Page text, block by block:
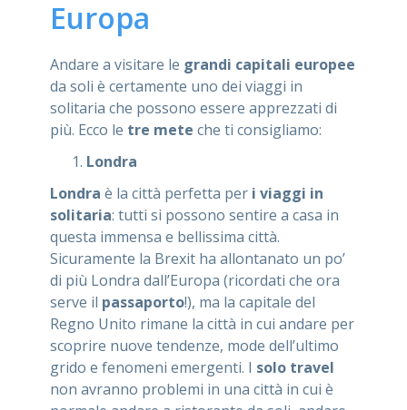
Europa
Andare a visitare le grandi capitali europee
da soli è certamente uno dei viaggi in
solitaria che possono essere apprezzati di
più. Ecco le tre mete che ti consigliamo:
Londra
Londra è la città perfetta per i viaggi in
solitaria: tutti si possono sentire a casa in
questa immensa e bellissima città.
Sicuramente la Brexit ha allontanato un po’
di più Londra dall’Europa (ricordati che ora
serve il passaporto!), ma la capitale del
Regno Unito rimane la città in cui andare per
scoprire nuove tendenze, mode dell’ultimo
grido e fenomeni emergenti. I solo travel
non avranno problemi in una città in cui è